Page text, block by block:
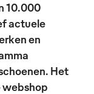
10.000
actuele
en
Het
webshop